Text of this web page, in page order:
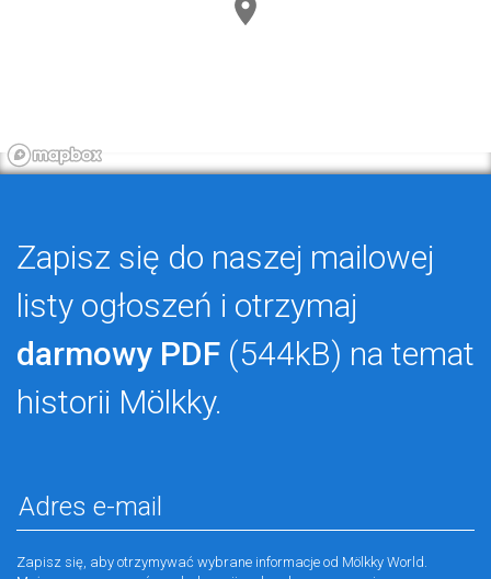
Zapisz się do naszej mailowej
listy ogłoszeń i otrzymaj
darmowy PDF (544kB) na temat
historii Mölkky.
Zapisz się, aby otrzymywać wybrane informacje od Mölkky World.